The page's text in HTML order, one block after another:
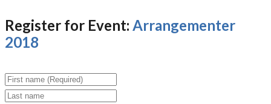
Register for Event: Arrangementer
2018